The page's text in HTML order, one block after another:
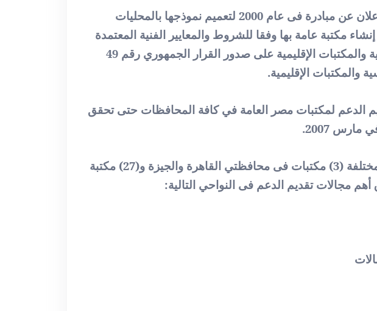
نظرا للنجاح الكبير الذي حققته مكتبة مصر العامة على الساحة الثقافية، تم الإعلان عن مبادرة فى عام 2000 لتعميم نموذجها بالمحليات
مكتبة عامة بها وفقا للشروط والمعايير الفنية المعتمدة
من مجلس إدارة المكتبة الرئيسية. وقد ساعد نجاح فكرة إقامة المكتبة الرئيسية والمكتبات الإقليمية على صدور القرار الجمهوري رقم 49
الدعم لمكتبات مصر العامة في كافة المحافظات حتى تحقق
2007.
) مكتبة عامة في المحافظات المختلفة (3) مكتبات فى محافظتي القاهرة والجيزة و(27) مكتبة
مجالات تقديم الدعم فى النواحي التالية: